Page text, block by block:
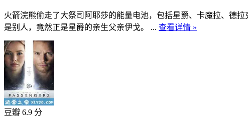
火箭浣熊偷走了大祭司阿耶莎的能量电池，包括星爵、卡魔拉、德
是别人，竟然正是星爵的亲生父亲伊戈。 ... 查看详情 »
豆瓣 6.9 分